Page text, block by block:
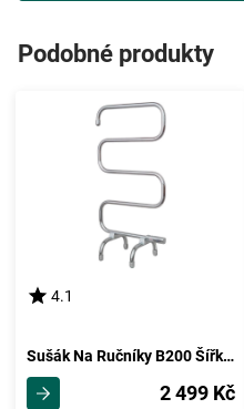
Podobné produkty
4.1
Sušák Na Ručníky B200 Šířka 50cm
2 499 Kč